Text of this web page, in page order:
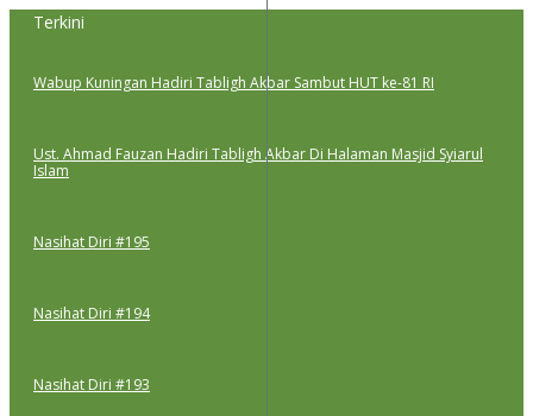
Lewati
konten
Terkini
Wabup Kuningan Hadiri Tabligh Akbar Sambut HUT ke-81 RI
Ust. Ahmad Fauzan Hadiri Tabligh Akbar Di Halaman Masjid Syiarul
Islam
Nasihat Diri #195
Nasihat Diri #194
Nasihat Diri #193